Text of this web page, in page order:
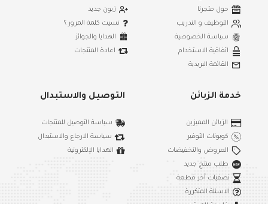
حول متجرنا
التوظيف و التدريب
سياسة الخصوصية
اتفاقية الاستخدام
القائمة البريدية
زبون جديد
نسيت كلمة المرور ؟
الهدايا والجوائز
اعادة المنتجات
خدمة الزبائن
الزبائن المميزين
كوبونات التوفير
العروض والتخفيضات
طلب منتج جديد
تصفيات آخر قطعة
الاسئلة المتكررة
التوصيل والاستبدال
سياسة التوصيل للمنتجات
سياسة الارجاع والاستبدال
الهدايا الإلكترونية